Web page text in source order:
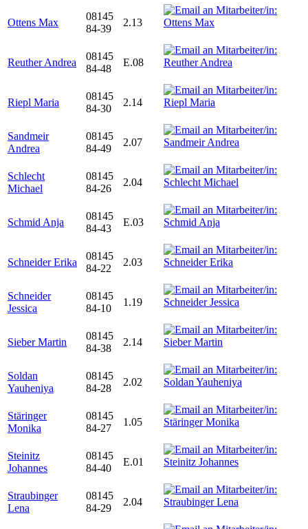
Ottens Max
08145
84-39
2.13
Reuther Andrea
08145
84-48
E.08
Riepl Maria
08145
84-30
2.14
Sandmeir
Andrea
08145
84-49
2.07
Schlecht
Michael
08145
84-26
2.04
Schmid Anja
08145
84-43
E.03
Schneider Erika
08145
84-22
2.03
Schneider
Jessica
08145
84-10
1.19
Sieber Martin
08145
84-38
2.14
Soldan
Yauheniya
08145
84-28
2.02
Stäringer
Monika
08145
84-27
1.05
Steinitz
Johannes
08145
84-40
E.01
Straubinger
Lena
08145
84-29
2.04